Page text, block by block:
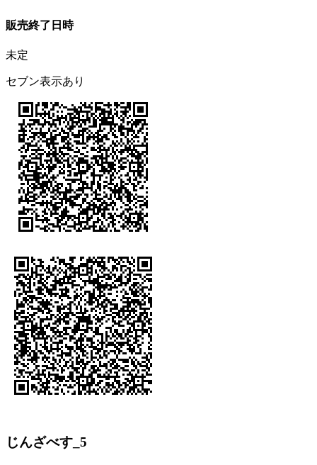
販売終了日時
未定
セブン表示あり
じんざべす_5